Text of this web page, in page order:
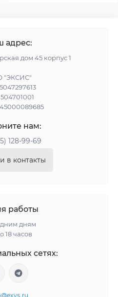
адрес:
дом 45 корпус 1
"ЭКСИС"
нам:
128-99-69
в контакты
работы
дням
18 часов
сетях: